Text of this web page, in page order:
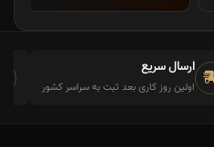
ارسال سریع
اولین روز کاری بعد ثبت به سراسر کشور